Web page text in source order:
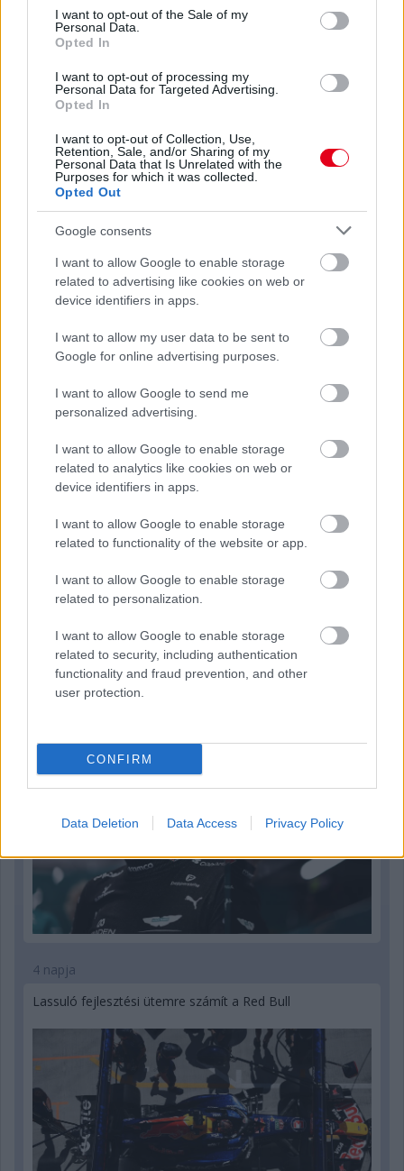
consent section.
I want to opt-out of the Sale of my
Personal Data.
Opted In
I want to opt-out of processing my
Personal Data for Targeted Advertising.
Opted In
I want to opt-out of Collection, Use,
Retention, Sale, and/or Sharing of my
Personal Data that Is Unrelated with the
Purposes for which it was collected.
Opted Out
Google consents
I want to allow Google to enable storage
related to advertising like cookies on web or
device identifiers in apps.
I want to allow my user data to be sent to
Google for online advertising purposes.
I want to allow Google to send me
personalized advertising.
I want to allow Google to enable storage
related to analytics like cookies on web or
device identifiers in apps.
I want to allow Google to enable storage
related to functionality of the website or app.
I want to allow Google to enable storage
related to personalization.
I want to allow Google to enable storage
related to security, including authentication
functionality and fraud prevention, and other
user protection.
CONFIRM
Data Deletion Data Access Privacy Policy
Ilyen lehet a jövő F1-es szabályrendszere Domenicali
szerint
3 napja
Újabb korábbi F2-es bajnok folytatja a Formula-E-ben
3 napja
Newey biztos benne, hogy Alonso marad az Aston
Martinnál
4 napja
Lassuló fejlesztési ütemre számít a Red Bull